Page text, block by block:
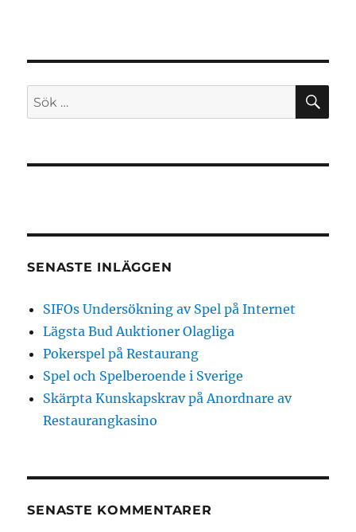
Sök
efter:
SENASTE INLÄGGEN
SIFOs Undersökning av Spel på Internet
Lägsta Bud Auktioner Olagliga
Pokerspel på Restaurang
Spel och Spelberoende i Sverige
Skärpta Kunskapskrav på Anordnare av
Restaurangkasino
SENASTE KOMMENTARER